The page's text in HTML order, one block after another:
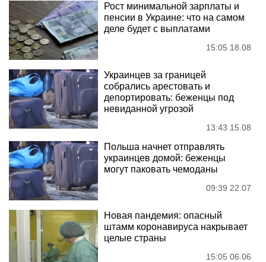
Рост минимальной зарплаты и
пенсии в Украине: что на самом
деле будет с выплатами
15:05 18.08
Украинцев за границей
собрались арестовать и
депортировать: беженцы под
невиданной угрозой
13:43 15.08
Польша начнет отправлять
украинцев домой: беженцы
могут паковать чемоданы
09:39 22.07
Новая пандемия: опасный
штамм коронавируса накрывает
целые страны
15:05 06.06